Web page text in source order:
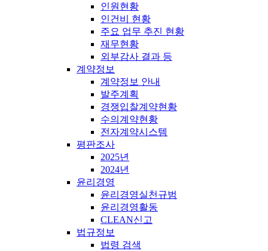
인원현황
인건비 현황
주요 업무 추진 현황
재무현황
외부감사 결과 등
계약정보
계약정보 안내
발주계획
경쟁입찰계약현황
수의계약현황
전자계약시스템
평판조사
2025년
2024년
윤리경영
윤리경영실천규범
윤리경영활동
CLEAN신고
법규정보
법령 검색